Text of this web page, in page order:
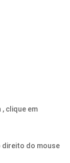
, clique em
direito do mouse